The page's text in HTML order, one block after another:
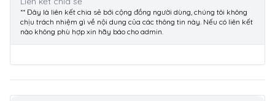
** Đây là liên kết chia sẻ bới cộng đồng người dùng, chúng tôi không
chịu trách nhiệm gì về nội dung của các thông tin này. Nếu có liên kết
nào không phù hợp xin hãy báo cho admin.